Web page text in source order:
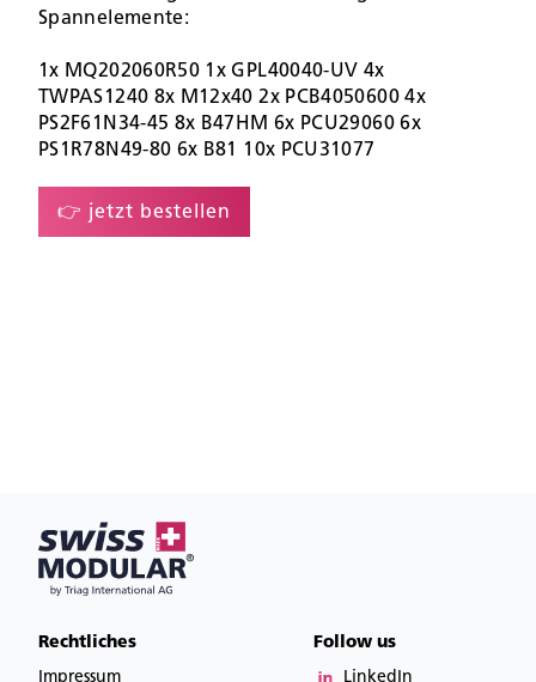
Spannelemente:
1x MQ202060R50 1x GPL40040-UV 4x
TWPAS1240 8x M12x40 2x PCB4050600 4x
PS2F61N34-45 8x B47HM 6x PCU29060 6x
PS1R78N49-80 6x B81 10x PCU31077
👉 jetzt bestellen
Rechtliches
Impressum
Follow us
LinkedIn